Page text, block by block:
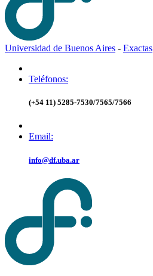
Universidad de Buenos Aires - Exactas
Teléfonos:
(+54 11) 5285-7530/7565/7566
Email:
info@df.uba.ar